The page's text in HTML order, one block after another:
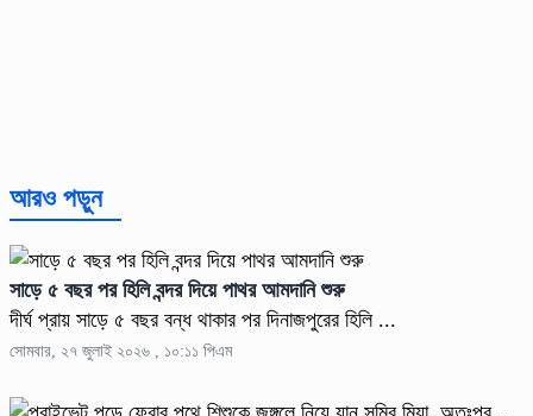
আরও পড়ুন
সাড়ে ৫ বছর পর হিলি বন্দর দিয়ে পাথর আমদানি শুরু
দীর্ঘ প্রায় সাড়ে ৫ বছর বন্ধ থাকার পর দিনাজপুরের হিলি ...
সোমবার, ২৭ জুলাই ২০২৬ , ১০:১১ পিএম